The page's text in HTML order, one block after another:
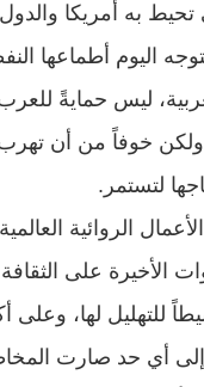
به أمريكا والدول
اليوم أطماعها
ليس حمايةً
خوفاً من أن تهرب
لتستمر.
الأعمال الروائية
الأخيرة على الثقافة
للتهليل لها، وعلى
أي حد صارت